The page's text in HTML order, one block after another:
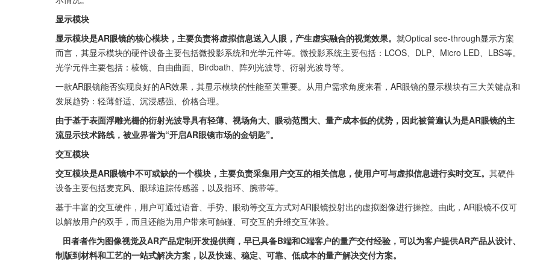
显示模块
显示模块是AR眼镜的核心模块，主要负责将虚拟信息送入人眼，产生虚实融合的视觉效果。 就Optical see-through显示方案
而言，其显示模块的硬件设备主要包括微投影系统和光学元件等。微投影系统主要包括：LCOS、DLP、Micro LED、LBS等。
光学元件主要包括：棱镜、自由曲面、Birdbath、阵列光波导、衍射光波导等。
一款AR眼镜能否实现良好的AR效果，其显示模块的性能至关重要。从用户需求角度来看，AR眼镜的显示模块有三大关键点和
发展趋势：轻薄舒适、沉浸感强、价格合理。
由于基于表面浮雕光栅的衍射光波导具有轻薄、视场角大、眼动范围大、量产成本低的优势，因此被普遍认为是AR眼镜的主
流显示技术路线，被业界誉为“开启AR眼镜市场的金钥匙”。
交互模块
交互模块是AR眼镜中不可或缺的一个模块，主要负责采集用户交互的相关信息，使用户可与虚拟信息进行实时交互。 其硬件
设备主要包括麦克风、眼球追踪传感器，以及指环、腕带等。
基于丰富的交互硬件，用户可通过语音、手势、眼动等交互方式对AR眼镜投射出的虚拟图像进行操控。由此，AR眼镜不仅可
以解放用户的双手，而且还能为用户带来可触碰、可交互的升维交互体验。
制版到材料和工艺的一站式解决方案，以及快速、稳定、可靠、低成本的量产解决交付方案。